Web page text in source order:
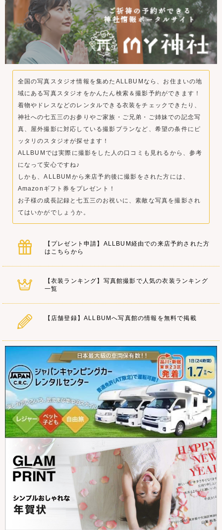
全国の写真スタジオ情報を集めたALLBUMなら、お住まいの地
域にある写真スタジオをかんたん検索＆撮影予約ができます！
着物やドレスなどのレンタルできる衣装をチェックできたり、
神社への七五三のお参りやご家族・ご兄弟・ご姉妹での記念写
真、屋外撮影に対応している撮影プランなど、希望の条件にピ
ッタリのスタジオが探せます！
ALLBUMでは実際に撮影をした人の口コミも見れるから、参考
になって安心ですね♪
しかも、ALLBUMから来店予約後に撮影をされた方には、
Amazonギフト券をプレゼント！
お子様の成長記録と七五三のお祝いに、素敵な写真を撮影され
てはいかがでしょうか。
【プレゼント申請】ALLBUM経由での来店予約された方
はこちらから
【衣装ランキング】写真館撮影で人気の衣装ランキング
一覧
【店舗登録】ALLBUMへ写真館の情報を無料で掲載